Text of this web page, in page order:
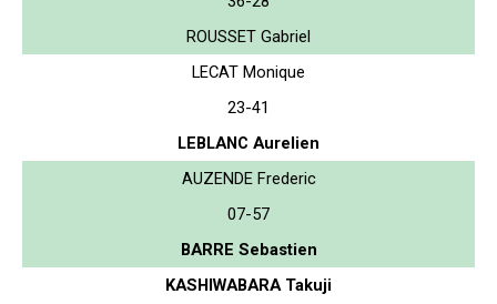
ROUSSET Gabriel
LECAT Monique
23-41
LEBLANC Aurelien
AUZENDE Frederic
07-57
BARRE Sebastien
KASHIWABARA Takuji